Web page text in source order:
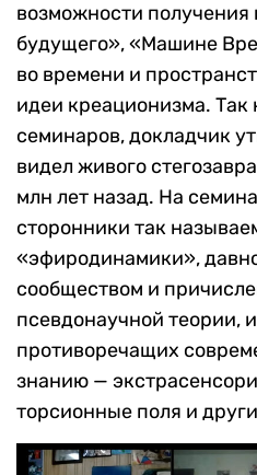
возможности
будущего», «Машине
во времени и
идеи креационизма. Так
семинаров, докладчик
видел живого
млн лет назад. На
сторонники так
«эфиродинамики»,
сообществом и
псевдонаучной теории,
противоречащих
знанию —
торсионные поля и